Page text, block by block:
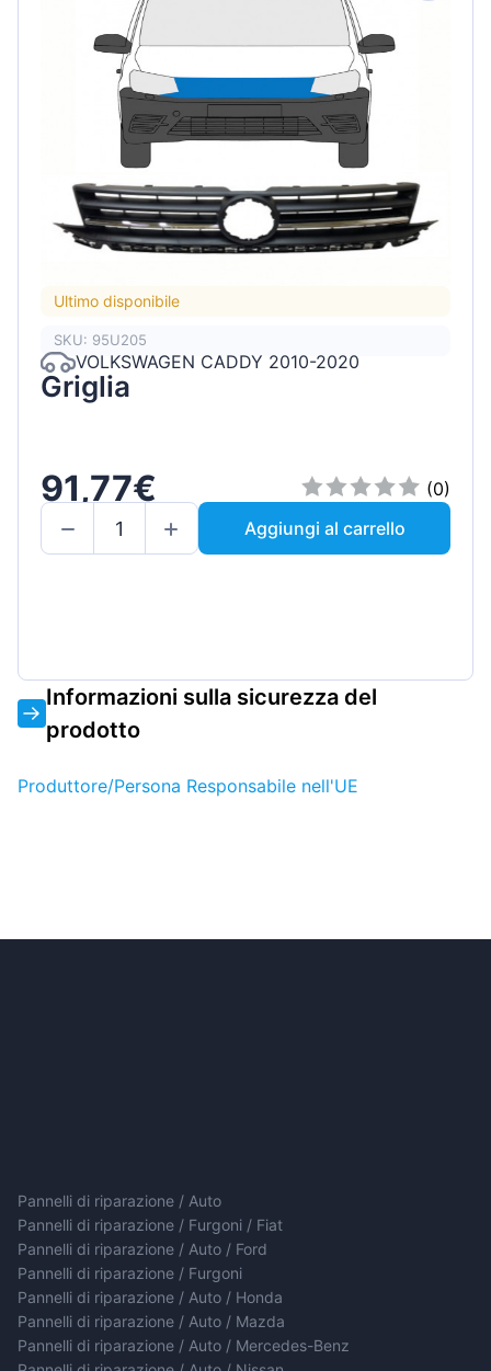
Ultimo disponibile
SKU: 95U205
VOLKSWAGEN CADDY 2010-2020
Griglia
91,77€
(0)
Aggiungi al carrello
Informazioni sulla sicurezza del
prodotto
Produttore/Persona Responsabile nell'UE
Pannelli di riparazione / Auto
Pannelli di riparazione / Furgoni / Fiat
Pannelli di riparazione / Auto / Ford
Pannelli di riparazione / Furgoni
Pannelli di riparazione / Auto / Honda
Pannelli di riparazione / Auto / Mazda
Pannelli di riparazione / Auto / Mercedes-Benz